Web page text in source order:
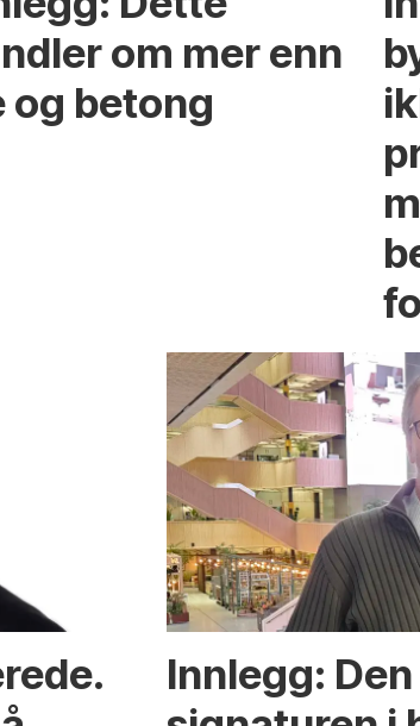
om mer enn
og betong
Innlegg: